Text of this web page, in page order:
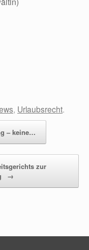
, Urlaubsrecht.
– keine…
zur
→